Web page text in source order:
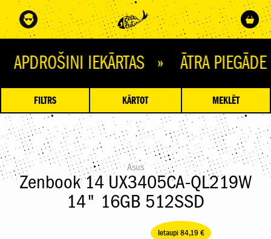
IEKĀRTAS » ĀTRA PIEGĀDE »
FILTRS KĀRTOT MEKLĒT
Asus
Zenbook 14 UX3405CA-QL219W
14" 16GB 512SSD
Ietaupi 84,19 €